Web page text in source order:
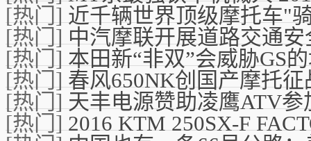
[热门]近千辆世界顶级摩托车"
[热门]中汽摩联开展道路交通
[热门]本田新“非双”会威胁GS
[热门]春风650NK创国产摩托
[热门]天丰电源赞助凌鹰ATV
[热门]2016 KTM 250SX-F